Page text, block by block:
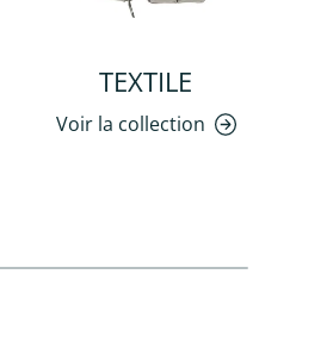
TEXTILE
Voir la collection